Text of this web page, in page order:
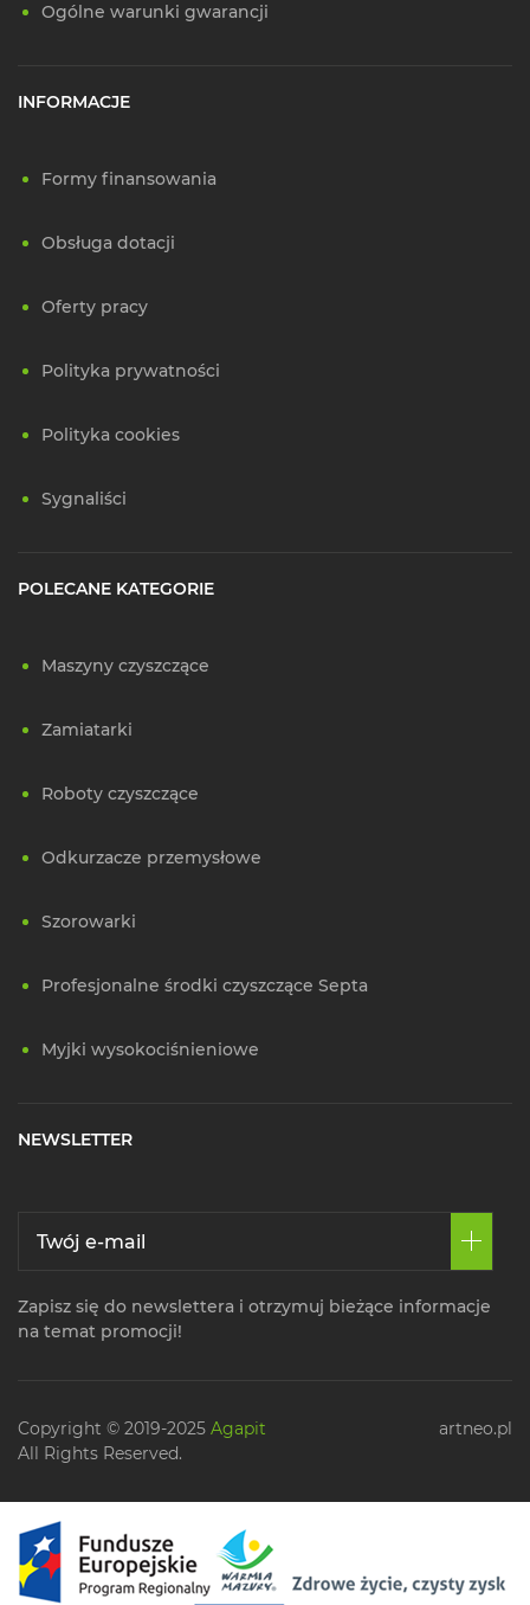
Ogólne warunki gwarancji
INFORMACJE
Formy finansowania
Obsługa dotacji
Oferty pracy
Polityka prywatności
Polityka cookies
Sygnaliści
POLECANE KATEGORIE
Maszyny czyszczące
Zamiatarki
Roboty czyszczące
Odkurzacze przemysłowe
Szorowarki
Profesjonalne środki czyszczące Septa
Myjki wysokociśnieniowe
NEWSLETTER
Zapisz się do newslettera i otrzymuj bieżące informacje
na temat promocji!
Copyright © 2019-2025 Agapit
All Rights Reserved.
artneo.pl